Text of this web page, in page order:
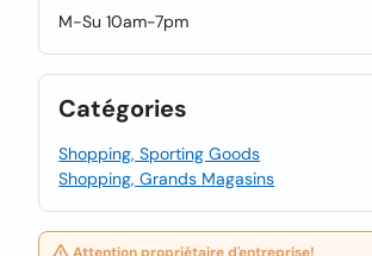
M-Su 10am-7pm
Catégories
Shopping, Sporting Goods
Shopping, Grands Magasins